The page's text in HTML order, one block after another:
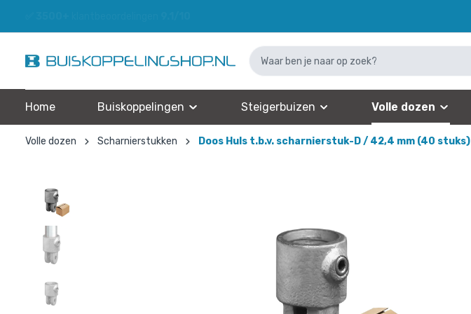
Home Buiskoppelingen Steigerbuizen Volle dozen
Volle dozen Scharnierstukken Doos Huls t.b.v. scharnierstuk-D / 42,4 mm (40 stuks)